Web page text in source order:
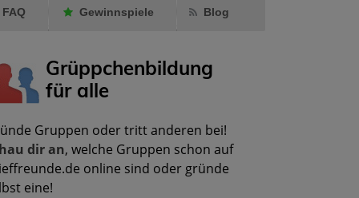
FAQ Gewinnspiele Blog
Grüppchenbildung
für alle
Gruppen oder tritt anderen bei!
dir an, welche Gruppen schon auf
online sind oder gründe
eine!